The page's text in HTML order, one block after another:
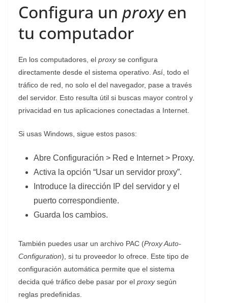
Configura un proxyen
tu computador
En los computadores, el proxyse configura
directamente desde el sistema operativo. Así, todo el
tráfico de red, no solo el del navegador, pase a través
del servidor. Esto resulta útil si buscas mayor control y
privacidad en tus aplicaciones conectadas a Internet.
Si usas Windows, sigue estos pasos:
Abre Configuración > Red e Internet > Proxy.
Activa la opción “Usar un servidor proxy”.
Introduce la dirección IP del servidor y el
puerto correspondiente.
Guarda los cambios.
También puedes usar un archivo PAC (Proxy Auto-
Configuration), si tu proveedor lo ofrece. Este tipo de
configuración automática permite que el sistema
decida qué tráfico debe pasar por el proxysegún
reglas predefinidas.